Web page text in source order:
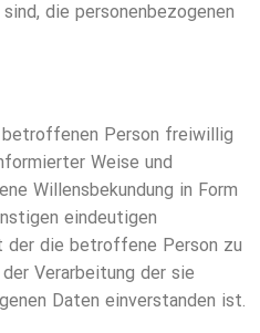
die personenbezogenen
Person freiwillig
Weise und
Willensbekundung in Form
eindeutigen
der die betroffene Person zu
Verarbeitung der sie
Daten einverstanden ist.